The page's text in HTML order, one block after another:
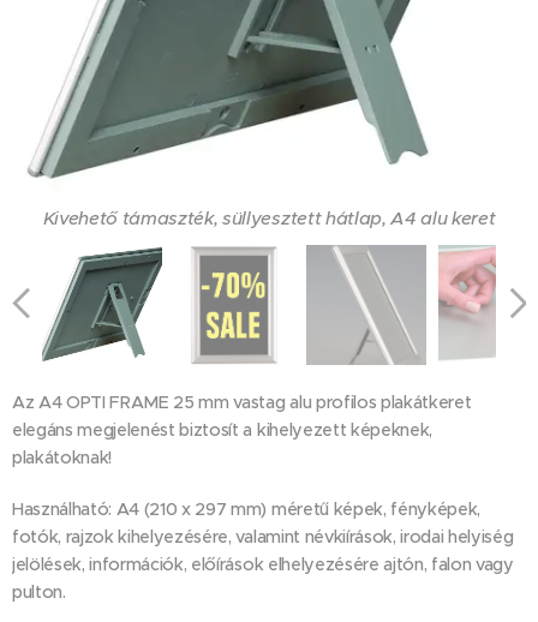
Kivehető támaszték, süllyesztett hátlap, A4 alu keret
Alumínium profilos plakátkeret A4 képhez, támasztékkal
A4 asztali plakátkeret OPTI FRAME, 25 mm gérvágott
profillal, támasztékkal
Antireflex PVC fólia,A4 kerethez
Álló és fekvő pozícióba is szerelhető A4 OPTI FRAME keret
Az A4 OPTI FRAME 25 mm vastag alu profilos plakátkeret
elegáns megjelenést biztosít a kihelyezett képeknek,
plakátoknak!
Használható: A4 (210 x 297 mm) méretű képek, fényképek,
fotók, rajzok kihelyezésére, valamint névkiírások, irodai helyiség
jelölések, információk, előírások elhelyezésére ajtón, falon vagy
pulton.